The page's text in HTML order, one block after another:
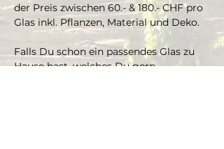
der Preis zwischen 60.- & 180.- CHF pro
Glas inkl. Pflanzen, Material und Deko.
Falls Du schon ein passendes Glas zu
Hause hast, welches Du gern